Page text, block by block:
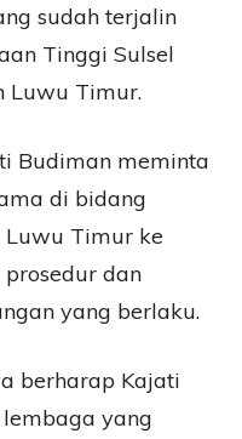
sudah terjalin
Tinggi Sulsel
Luwu Timur.
Budiman meminta
di bidang
Luwu Timur ke
dan
yang berlaku.
berharap Kajati
yang